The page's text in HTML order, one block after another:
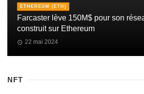
ETHEREUM (ETH)
Farcaster lève 150M$ pour son
construit sur Ethereum
22 mai 2024
NFT